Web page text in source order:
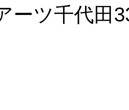
ーツ千代田